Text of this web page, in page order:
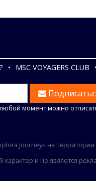
MSC VOYAGERS CLUB
момент можно
Journeys на
и не является